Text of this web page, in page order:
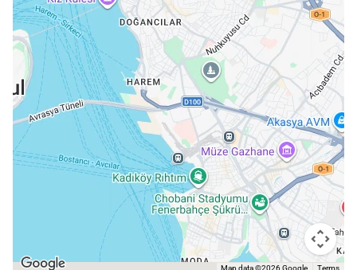
Map data ©2026 Google Terms